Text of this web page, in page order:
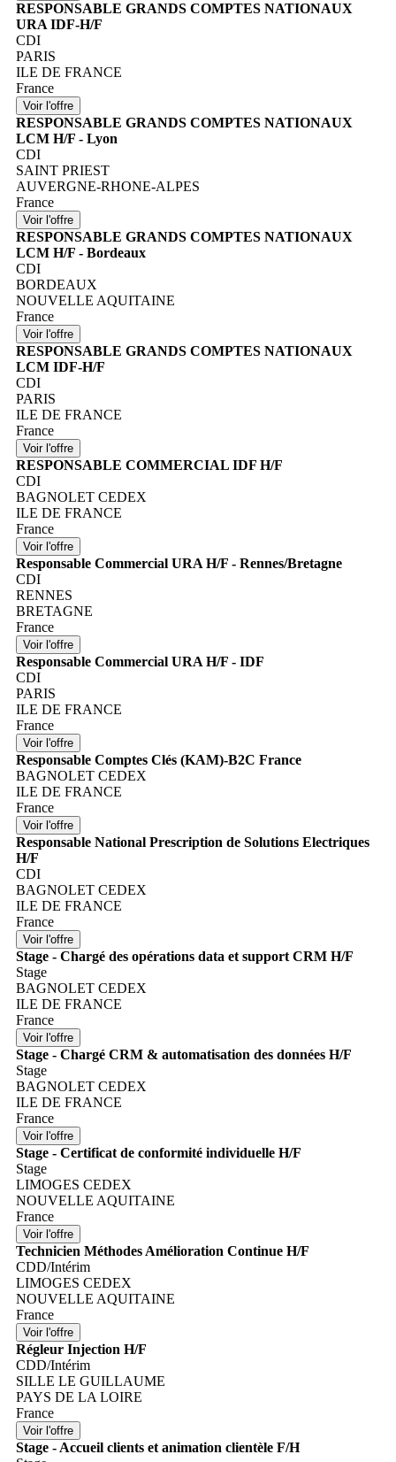
RESPONSABLE GRANDS COMPTES NATIONAUX
URA IDF-H/F
CDI
PARIS
ILE DE FRANCE
France
RESPONSABLE GRANDS COMPTES NATIONAUX
LCM H/F - Lyon
CDI
SAINT PRIEST
AUVERGNE-RHONE-ALPES
France
RESPONSABLE GRANDS COMPTES NATIONAUX
LCM H/F - Bordeaux
CDI
BORDEAUX
NOUVELLE AQUITAINE
France
RESPONSABLE GRANDS COMPTES NATIONAUX
LCM IDF-H/F
CDI
PARIS
ILE DE FRANCE
France
RESPONSABLE COMMERCIAL IDF H/F
CDI
BAGNOLET CEDEX
ILE DE FRANCE
France
Responsable Commercial URA H/F - Rennes/Bretagne
CDI
RENNES
BRETAGNE
France
Responsable Commercial URA H/F - IDF
CDI
PARIS
ILE DE FRANCE
France
Responsable Comptes Clés (KAM)-B2C France
BAGNOLET CEDEX
ILE DE FRANCE
France
Responsable National Prescription de Solutions Electriques
H/F
CDI
BAGNOLET CEDEX
ILE DE FRANCE
France
Stage - Chargé des opérations data et support CRM H/F
Stage
BAGNOLET CEDEX
ILE DE FRANCE
France
Stage - Chargé CRM & automatisation des données H/F
Stage
BAGNOLET CEDEX
ILE DE FRANCE
France
Stage - Certificat de conformité individuelle H/F
Stage
LIMOGES CEDEX
NOUVELLE AQUITAINE
France
Technicien Méthodes Amélioration Continue H/F
CDD/Intérim
LIMOGES CEDEX
NOUVELLE AQUITAINE
France
Régleur Injection H/F
CDD/Intérim
SILLE LE GUILLAUME
PAYS DE LA LOIRE
France
Stage - Accueil clients et animation clientèle F/H